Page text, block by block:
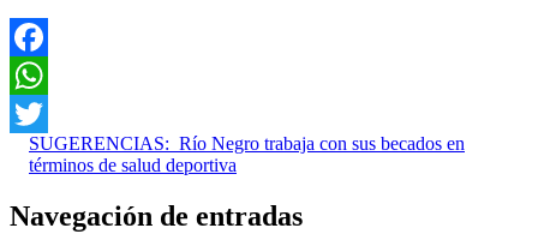
Facebook
WhatsApp
Twitter
SUGERENCIAS: Río Negro trabaja con sus becados en
términos de salud deportiva
Navegación de entradas